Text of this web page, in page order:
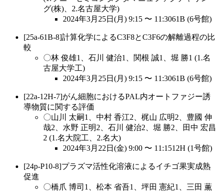
グ(株)、2.名古屋大学)
2024年3月25日(月) 9:15 〜 11:3061B (6号館)
[25a-61B-8]計算化学によるC3F8とC3F6の解離過程の比
較
〇林 俊雄1、石川 健治1、関根 誠1、堀 勝1 (1.名
古屋大学工)
2024年3月25日(月) 9:15 〜 11:3061B (6号館)
[22a-12H-7]がん細胞におけるPAL内オートファジー誘
導物質に関する評価
〇山川 太嗣1、中村 香江2、梶山 広明2、豊國 伸
哉2、水野 正明2、石川 健治2、堀 勝2、田中 宏昌
2 (1.名大院工、2.名大)
2024年3月22日(金) 9:00 〜 11:1512H (1号館)
[24p-P10-8]プラズマ活性化溶液によるイチゴ果実成熟
促進
〇橋爪 博司1、松本 省吾1、坪田 憲紀1、三田 薫